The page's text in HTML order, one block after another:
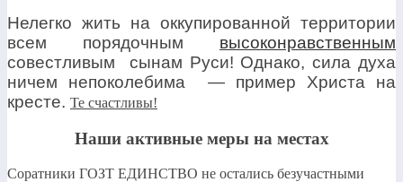
Нелегко жить на оккупированной территории
всем порядочным высоконравственным
совестливым сынам Руси! Однако, сила духа
ничем непоколебима — пример Христа на
кресте. Те счастливы!
Наши активные меры на местах
Соратники ГОЗТ ЕДИНСТВО не остались безучастными